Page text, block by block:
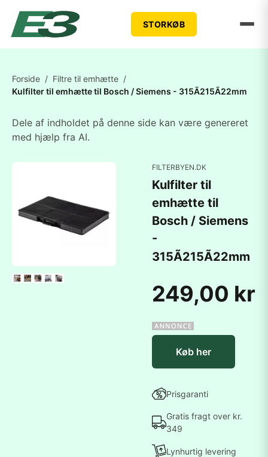
STORKØB
Forside / Filtre til emhætte /
Kulfilter til emhætte til Bosch / Siemens - 315Ã215Ã22mm
Dele af indholdet på denne side kan være genereret
med hjælp fra AI.
FILTERBYEN.DK
Kulfilter til
emhætte til
Bosch / Siemens
-
315Ã215Ã22mm
249,00 kr
Køb her
Prisgaranti
Gratis fragt over kr.
349
Lynhurtig levering